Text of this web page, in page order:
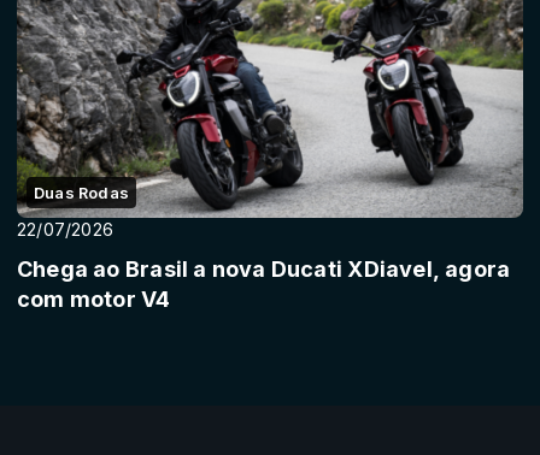
Duas Rodas
22/07/2026
Chega ao Brasil a nova Ducati XDiavel, agora
com motor V4